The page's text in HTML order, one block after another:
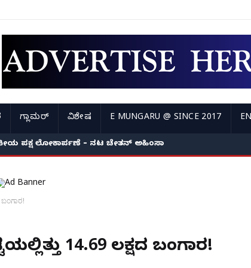
ಗ್ಲಾಮರ್ ವಿಶೇಷ E MUNGARU @ SINCE 2017
ಪಕ್ಷ ಲೋಕಾರ್ಪಣೆ – ನಟ ಚೇತನ್ ಅಹಿಂಸಾ
14.69 ಲಕ್ಷದ ಬಂಗಾರ!